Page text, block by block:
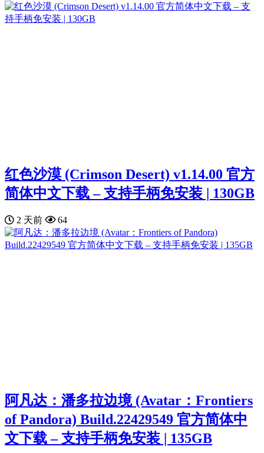
红色沙漠 (Crimson Desert) v1.14.00 官方
简体中文下载 – 支持手柄免安装 | 130GB
2 天前 64
阿凡达：潘多拉边境 (Avatar：Frontiers
of Pandora) Build.22429549 官方简体中
文下载 – 支持手柄免安装 | 135GB